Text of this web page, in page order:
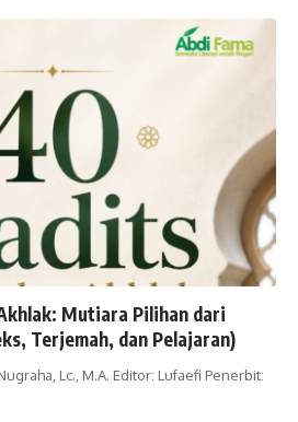
Mutiara Pilihan dari
Terjemah, dan Pelajaran)
Lc., M.A. Editor: Lufaefi Penerbit: